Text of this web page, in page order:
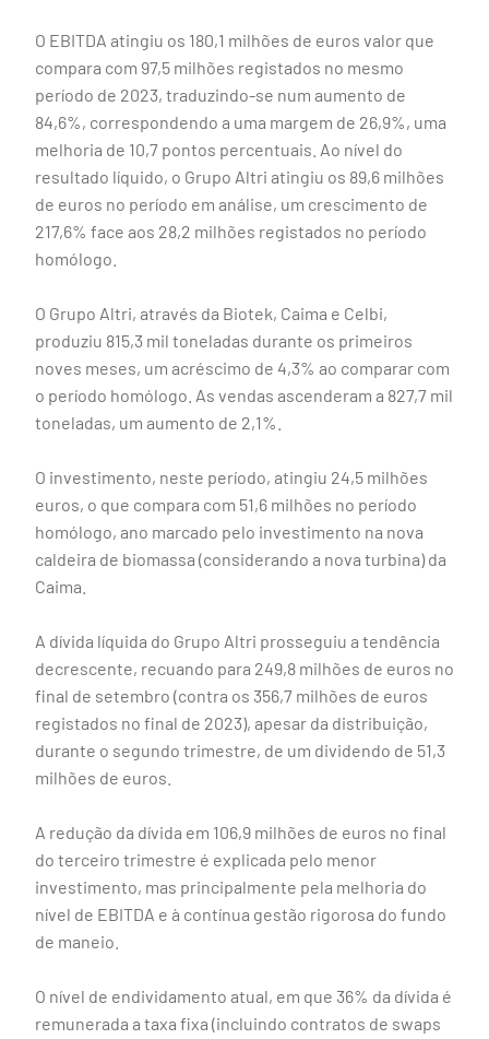
O EBITDA atingiu os 180,1 milhões de euros valor que
compara com 97,5 milhões registados no mesmo
período de 2023, traduzindo-se num aumento de
84,6%, correspondendo a uma margem de 26,9%, uma
melhoria de 10,7 pontos percentuais. Ao nível do
resultado líquido, o Grupo Altri atingiu os 89,6 milhões
de euros no período em análise, um crescimento de
217,6% face aos 28,2 milhões registados no período
homólogo.
O Grupo Altri, através da Biotek, Caima e Celbi,
produziu 815,3 mil toneladas durante os primeiros
noves meses, um acréscimo de 4,3% ao comparar com
o período homólogo. As vendas ascenderam a 827,7 mil
toneladas, um aumento de 2,1%.
O investimento, neste período, atingiu 24,5 milhões
euros, o que compara com 51,6 milhões no período
homólogo, ano marcado pelo investimento na nova
caldeira de biomassa (considerando a nova turbina) da
Caima.
A dívida líquida do Grupo Altri prosseguiu a tendência
decrescente, recuando para 249,8 milhões de euros no
final de setembro (contra os 356,7 milhões de euros
registados no final de 2023), apesar da distribuição,
durante o segundo trimestre, de um dividendo de 51,3
milhões de euros.
A redução da dívida em 106,9 milhões de euros no final
do terceiro trimestre é explicada pelo menor
investimento, mas principalmente pela melhoria do
nível de EBITDA e à contínua gestão rigorosa do fundo
de maneio.
O nível de endividamento atual, em que 36% da dívida é
remunerada a taxa fixa (incluindo contratos de swaps